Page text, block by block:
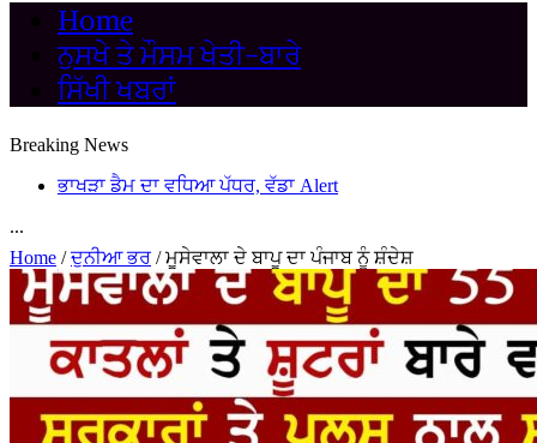
Home
ਨੁਸਖੇ ਤੇ ਮੌਸਮ ਖੇਤੀ-ਬਾਰੇ
ਸਿੱਖੀ ਖਬਰਾਂ
Breaking News
ਭਾਖੜਾ ਡੈਮ ਦਾ ਵਧਿਆ ਪੱਧਰ, ਵੱਡਾ Alert
...
Home / ਦੁਨੀਆ ਭਰ / ਮੂਸੇਵਾਲਾ ਦੇ ਬਾਪੂ ਦਾ ਪੰਜਾਬ ਨੂੰ ਸ਼ੰਦੇਸ਼